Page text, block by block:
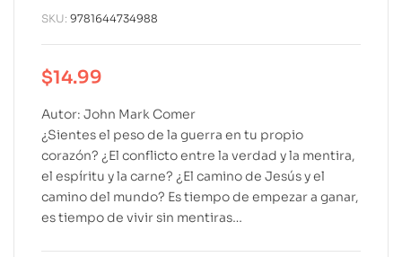
SKU: 9781644734988
$14.99
Autor: John Mark Comer
¿Sientes el peso de la guerra en tu propio
corazón? ¿El conflicto entre la verdad y la mentira,
el espíritu y la carne? ¿El camino de Jesús y el
camino del mundo? Es tiempo de empezar a ganar,
es tiempo de vivir sin mentiras…